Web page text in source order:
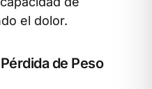
el dolor.
de Peso